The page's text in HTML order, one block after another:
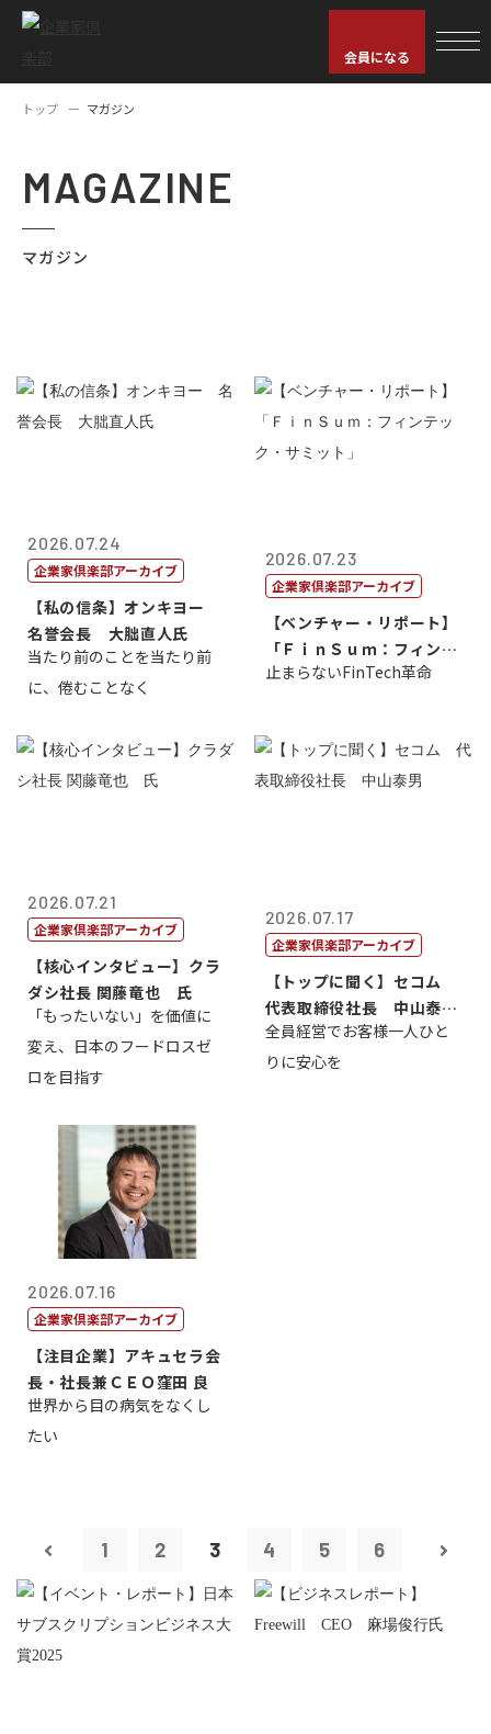
会員になる
トップ マガジン
MAGAZINE
マガジン
2026.07.24
企業家倶楽部アーカイブ
【私の信条】オンキヨー
名誉会長 大朏直人氏
当たり前のことを当たり前
に、倦むことなく
2026.07.23
企業家倶楽部アーカイブ
【ベンチャー・リポート】
「ＦｉｎＳｕｍ：フィンテ
ック・サミッ...
止まらないFinTech革命
2026.07.21
企業家倶楽部アーカイブ
【核心インタビュー】クラ
ダシ社長 関藤竜也 氏
「もったいない」を価値に
変え、日本のフードロスゼ
ロを目指す
2026.07.17
企業家倶楽部アーカイブ
【トップに聞く】セコム
代表取締役社長 中山泰
男
全員経営でお客様一人ひと
りに安心を
2026.07.16
企業家倶楽部アーカイブ
【注目企業】アキュセラ会
長・社長兼ＣＥＯ窪田 良
世界から目の病気をなくし
たい
1 2 3 4 5 6